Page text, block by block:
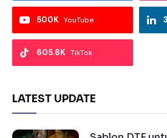
YouTube
500K
TikTok
605.6K
LATEST UPDATE